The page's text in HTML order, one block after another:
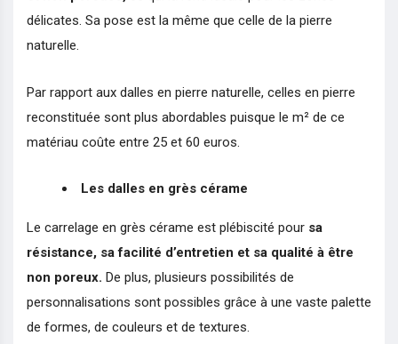
délicates. Sa pose est la même que celle de la pierre
naturelle.
Par rapport aux dalles en pierre naturelle, celles en pierre
reconstituée sont plus abordables puisque le m² de ce
matériau coûte entre 25 et 60 euros.
Les dalles en grès cérame
Le carrelage en grès cérame est plébiscité pour sa
résistance, sa facilité d’entretien et sa qualité à être
non poreux. De plus, plusieurs possibilités de
personnalisations sont possibles grâce à une vaste palette
de formes, de couleurs et de textures.